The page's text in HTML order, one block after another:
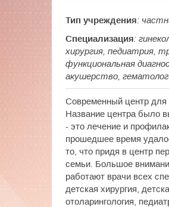
Тип учреждения:
Специализация:
хирургия, педиатрия,
функциональная
акушерство,
Современный центр для
Название центра было
- это лечение и
прошедшее время
то, что придя в центр
семьи. Большое
работают врачи всех
детская хирургия,
отоларингология,